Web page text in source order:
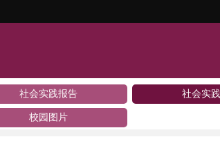
社会实践报告 社会实
校园图片